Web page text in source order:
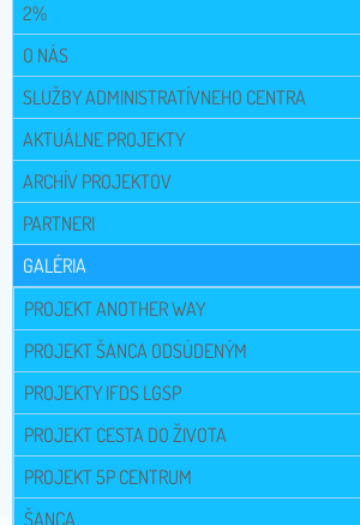
2%
O NÁS
SLUŽBY ADMINISTRATÍVNEHO CENTRA
AKTUÁLNE PROJEKTY
ARCHÍV PROJEKTOV
PARTNERI
GALÉRIA
PROJEKT ANOTHER WAY
PROJEKT ŠANCA ODSÚDENÝM
PROJEKTY IFDS LGSP
PROJEKT CESTA DO ŽIVOTA
PROJEKT 5P CENTRUM
ŠANCA